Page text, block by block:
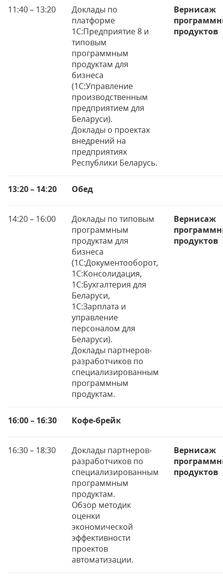
11:40 – 13:20
Доклады по
платформе
1С:Предприятие 8 и
типовым
программным
продуктам для
бизнеса
(1С:Управление
производственным
предприятием для
Беларуси).
Доклады о проектах
внедрений на
предприятиях
Республики Беларусь.
Вернисаж
продуктов
13:20 – 14:20 Обед
14:20 – 16:00
Доклады по типовым
программным
продуктам для
бизнеса
(1С:Документооборот,
1С:Консолидация,
1С:Бухгалтерия для
Беларуси,
1С:Зарплата и
управление
персоналом для
Беларуси).
Доклады партнеров-
разработчиков по
специализированным
программным
продуктам.
Вернисаж
продуктов
16:00 – 16:30 Кофе-брейк
16:30 – 18:30
Доклады партнеров-
разработчиков по
специализированным
программным
продуктам.
Обзор методик
оценки
экономической
эффективности
проектов
автоматизации.
Вернисаж
продуктов